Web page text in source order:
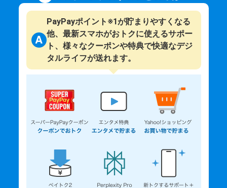
PayPayポイント※1が貯まりやすくなる
他、最新スマホがおトクに使えるサポー
ト、様々なクーポンや特典で快適なデジ
タルライフが送れます。